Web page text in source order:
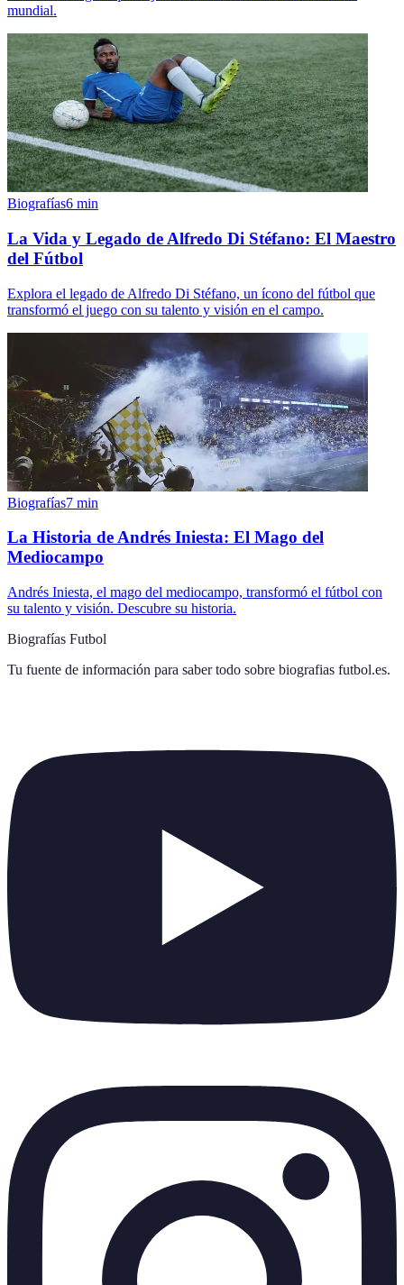
mundial.
Biografías6 min
La Vida y Legado de Alfredo Di Stéfano: El Maestro
del Fútbol
Explora el legado de Alfredo Di Stéfano, un ícono del fútbol que
transformó el juego con su talento y visión en el campo.
Biografías7 min
La Historia de Andrés Iniesta: El Mago del
Mediocampo
Andrés Iniesta, el mago del mediocampo, transformó el fútbol con
su talento y visión. Descubre su historia.
Biografías Futbol
Tu fuente de información para saber todo sobre biografias futbol.es.